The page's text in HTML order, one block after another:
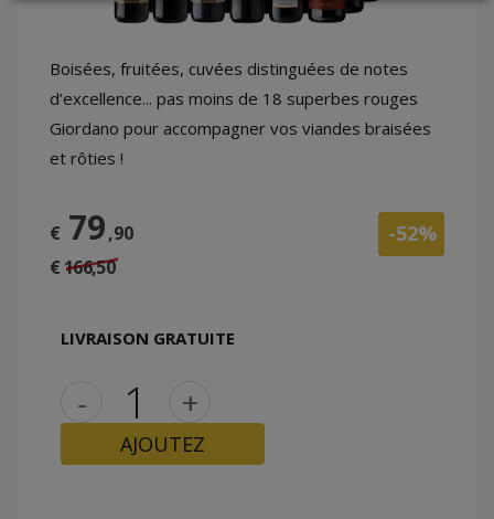
Boisées, fruitées, cuvées distinguées de notes
d’excellence... pas moins de 18 superbes rouges
Giordano pour accompagner vos viandes braisées
et rôties !
€ 79,90 -52%
€ 166,50
LIVRAISON GRATUITE
- +
AJOUTEZ